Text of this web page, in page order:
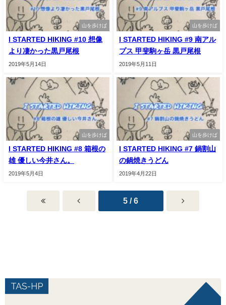
山を歩けば
I STARTED HIKING #10 想像
より凄かった黒戸尾根
2019年5月14日
山を歩けば
I STARTED HIKING #9 南アル
プス 甲斐駒ヶ岳 黒戸尾根
2019年5月11日
山を歩けば
I STARTED HIKING #8 箱根の
雄 優しい今井さん。
2019年5月4日
山を歩けば
I STARTED HIKING #7 鍋割山
の鍋焼きうどん
2019年4月22日
5 / 6